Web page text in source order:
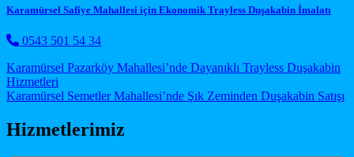
Karamürsel Safiye Mahallesi için Ekonomik Trayless Duşakabin İmalatı
0543 501 54 34
Post navigation
Karamürsel Pazarköy Mahallesi’nde Dayanıklı Trayless Duşakabin
Hizmetleri
Karamürsel Semetler Mahallesi’nde Şık Zeminden Duşakabin Satışı
Hizmetlerimiz